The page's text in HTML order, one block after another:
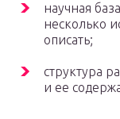
научная
несколько
описать;
структура
и ее